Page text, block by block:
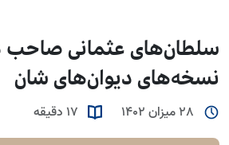
سلطان‌های عثمانی صاحب
نسخه‌های دیوان‌های شان
28 میزان 1402 17 دقیقه